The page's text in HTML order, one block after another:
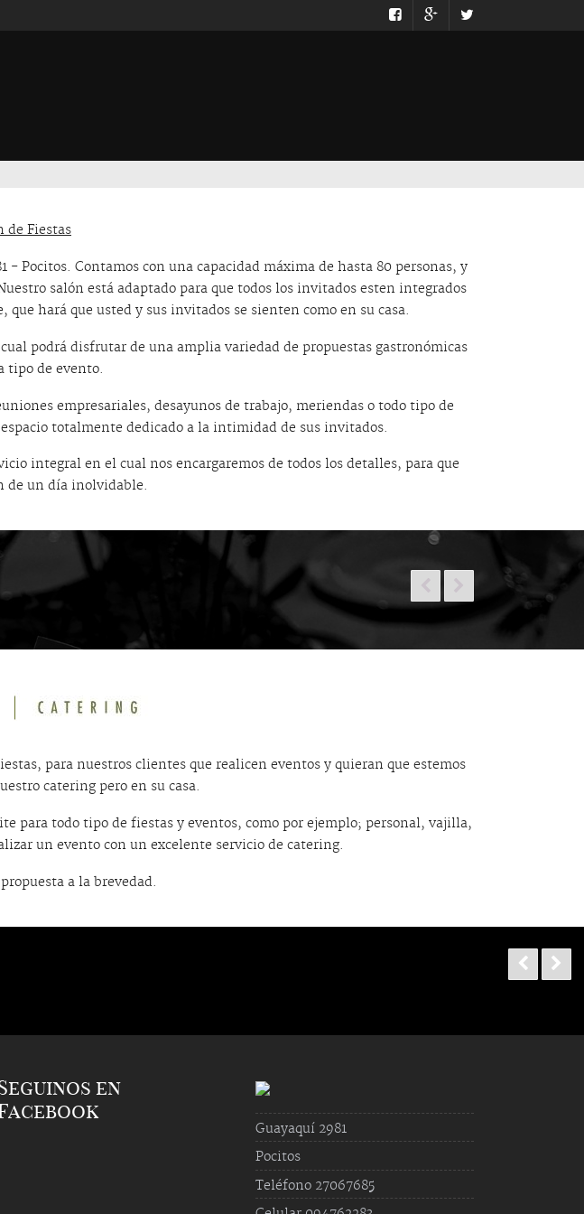
Pocitos. Contamos con una capacidad máxima de hasta 80 personas, y
salón está adaptado para que todos los invitados esten integrados
hará que usted y sus invitados se sienten como en su casa.
podrá disfrutar de una amplia variedad de propuestas gastronómicas
tipo de evento.
empresariales, desayunos de trabajo, meriendas o todo tipo de
totalmente dedicado a la intimidad de sus invitados.
integral en el cual nos encargaremos de todos los detalles, para que
de un día inolvidable.
para nuestros clientes que realicen eventos y quieran que estemos
catering pero en su casa.
para todo tipo de fiestas y eventos, como por ejemplo; personal, vajilla,
un evento con un excelente servicio de catering.
a la brevedad.
 
en
Guayaquí 2981
Pocitos
Teléfono 27067685